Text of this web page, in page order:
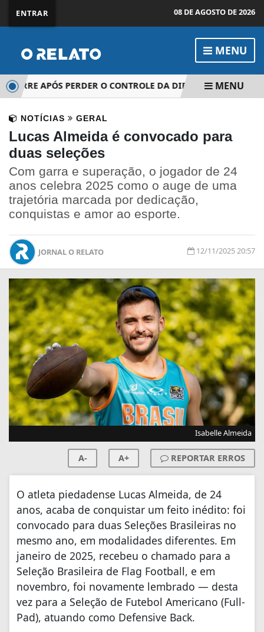
ENTRAR 08 DE AGOSTO DE 2026
MENU
APÓS PERDER O CONTROLE DA DIREÇÃO NA SP-250,
MENU
NOTÍCIAS GERAL
Lucas Almeida é convocado para
duas seleções
Com garra e superação, o jogador de 24
anos celebra 2025 como o auge de uma
trajetória marcada por dedicação,
conquistas e amor ao esporte.
JORNAL O RELATO 12/11/2025 20:57
Isabelle Almeida
A- A+ REPORTAR ERROS
O atleta piedadense Lucas Almeida, de 24
anos, acaba de conquistar um feito inédito: foi
convocado para duas Seleções Brasileiras no
mesmo ano, em modalidades diferentes. Em
janeiro de 2025, recebeu o chamado para a
Seleção Brasileira de Flag Football, e em
novembro, foi novamente lembrado — desta
vez para a Seleção de Futebol Americano (Full-
Pad), atuando como Defensive Back.